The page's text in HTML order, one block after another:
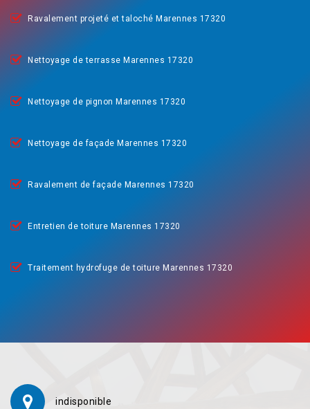
Ravalement projeté et taloché Marennes 17320
Nettoyage de terrasse Marennes 17320
Nettoyage de pignon Marennes 17320
Nettoyage de façade Marennes 17320
Ravalement de façade Marennes 17320
Entretien de toiture Marennes 17320
Traitement hydrofuge de toiture Marennes 17320
indisponible